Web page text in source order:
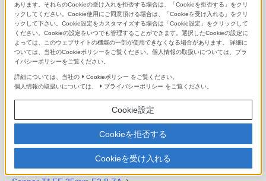
FE 20mm F1.8 G
FE 24mm F1.4 GM
FE 24mm F2.8 G
FE 28mm F2
Distagon T* FE 35mm F1.4 ZA
あります。それらのCookieの受け入れを拒否する場合は、「Cookieを拒否する」をクリ
ックしてください。Cookie使用にご同意頂ける場合は、「Cookieを受け入れる」をクリ
ックして下さい。Cookie設定をカスタマイズする場合は「Cookie設定」をクリックして
ください。Cookieの設定をいつでも管理することができます。選択したCookieの設定に
よっては、このウェブサイトの機能の一部が使用できなくなる場合があります。 詳細に
ついては、当社のCookieポリシーをご覧ください。個人情報の取扱いについては、プラ
イバシーポリシーをご覧ください。
詳細については、当社の Cookieポリシー をご覧ください。
個人情報の取扱いについては、
プライバシーポリシー をご覧ください。
Cookie設定
Cookieを拒否する
Cookieを受け入れる